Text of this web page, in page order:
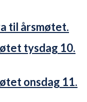
til årsmøtet.
tysdag 10.
onsdag 11.